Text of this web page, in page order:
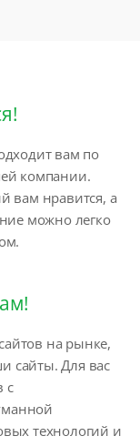
вам по
компании.
вам нравится, а
можно легко
на рынке,
сайты. Для вас
с
технологий и